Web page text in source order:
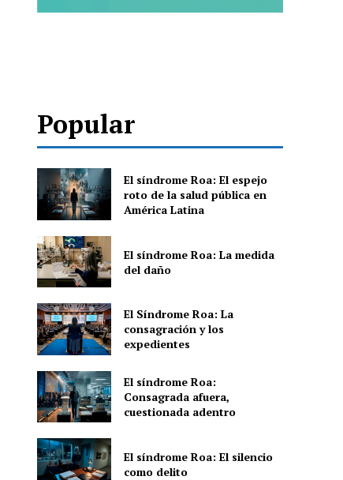
Popular
El síndrome Roa: El espejo
roto de la salud pública en
América Latina
El síndrome Roa: La medida
del daño
El Síndrome Roa: La
consagración y los
expedientes
El síndrome Roa:
Consagrada afuera,
cuestionada adentro
El síndrome Roa: El silencio
como delito